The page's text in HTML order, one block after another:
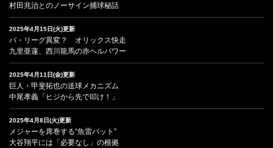
村田兆治とのノーサイン捕球秘話
2025年4月15日(火)更新
パ・リーグ異変？ オリックス快走
九里亜蓮、西川龍馬の赤ヘルパワー
2025年4月11日(金)更新
巨人・甲斐拓也の送球メカニズム
中尾孝義「ヒジから先で叩け！」
2025年4月8日(火)更新
メジャーを席巻する“魚雷バット”
大谷翔平には「必要なし」の根拠